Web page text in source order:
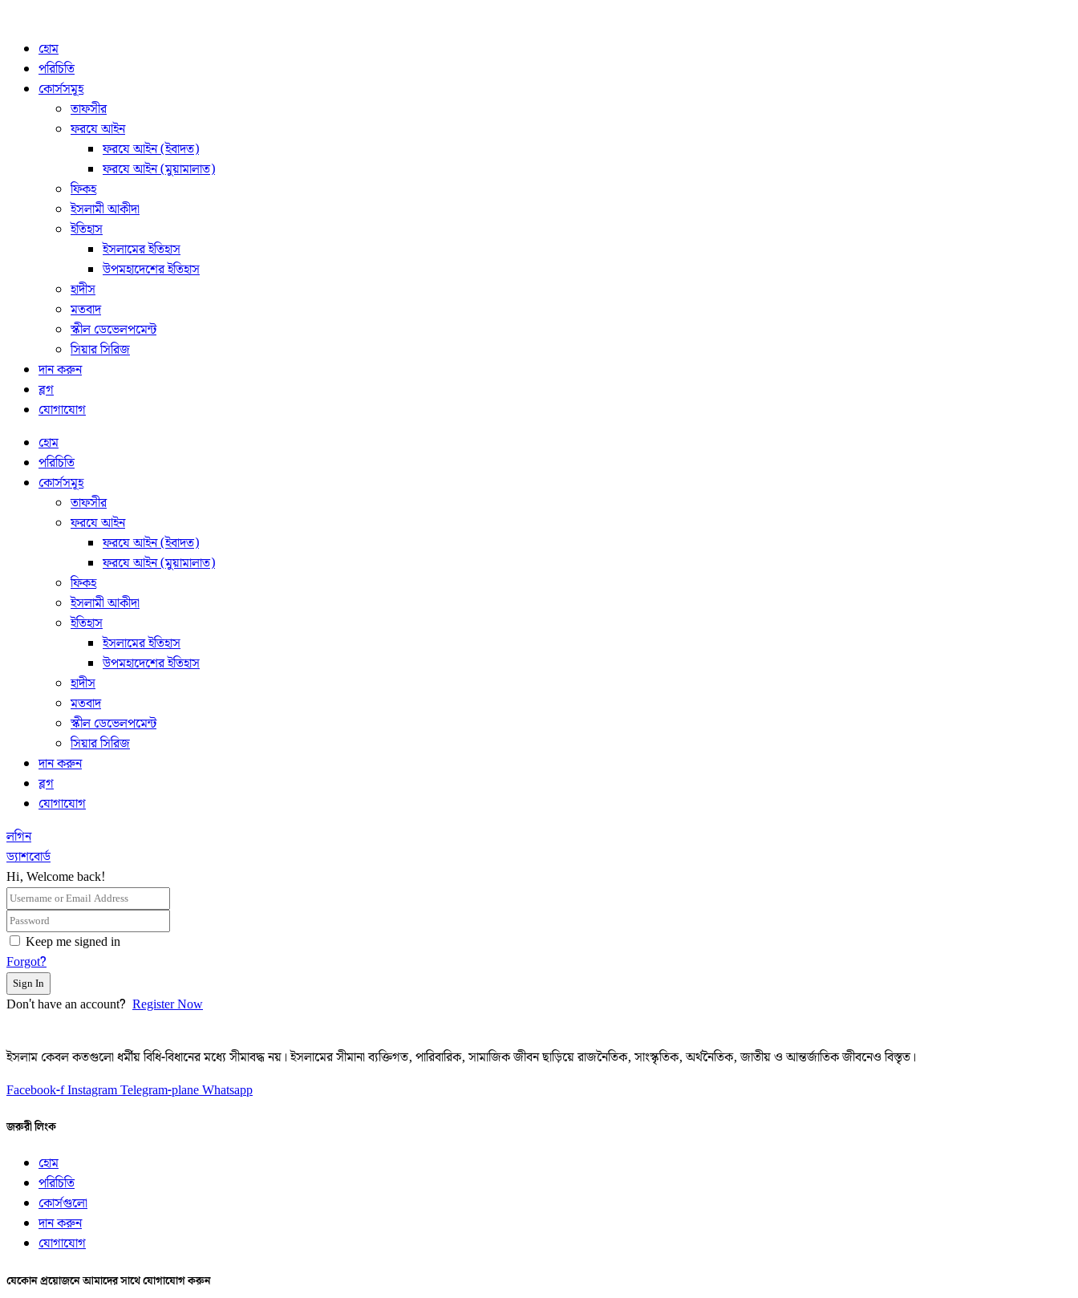
হোম
পরিচিতি
কোর্সসমূহ
তাফসীর
ফরযে আইন
ফরযে আইন (ইবাদত)
ফরযে আইন (মুয়ামালাত)
ফিকহ
ইসলামী আকীদা
ইতিহাস
ইসলামের ইতিহাস
উপমহাদেশের ইতিহাস
হাদীস
মতবাদ
স্কীল ডেভেলপমেন্ট
সিয়ার সিরিজ
দান করুন
ব্লগ
যোগাযোগ
হোম
পরিচিতি
কোর্সসমূহ
তাফসীর
ফরযে আইন
ফরযে আইন (ইবাদত)
ফরযে আইন (মুয়ামালাত)
ফিকহ
ইসলামী আকীদা
ইতিহাস
ইসলামের ইতিহাস
উপমহাদেশের ইতিহাস
হাদীস
মতবাদ
স্কীল ডেভেলপমেন্ট
সিয়ার সিরিজ
দান করুন
ব্লগ
যোগাযোগ
লগিন
ড্যাশবোর্ড
Hi, Welcome back!
Keep me signed in
Forgot?
Sign In
Don't have an account? Register Now
ইসলাম কেবল কতগুলো ধর্মীয় বিধি-বিধানের মধ্যে সীমাবদ্ধ নয়। ইসলামের সীমানা ব্যক্তিগত, পারিবারিক, সামাজিক জীবন ছাড়িয়ে রাজনৈতিক, সাংস্কৃতিক, অর্থনৈতিক, জাতীয় ও আন্তর্জাতিক জীবনেও বিস্তৃত।
Facebook-fInstagramTelegram-planeWhatsapp
জরুরী লিংক
হোম
পরিচিতি
কোর্সগুলো
দান করুন
যোগাযোগ
যেকোন প্রয়োজনে আমাদের সাথে যোগাযোগ করুন